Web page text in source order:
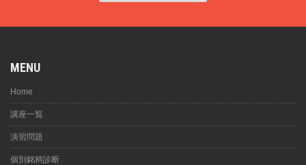
MENU
Home
講座一覧
演習問題
個別銘柄診断